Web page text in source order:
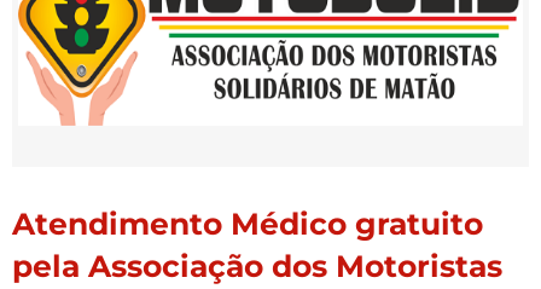
Atendimento Médico gratuito
pela Associação dos Motoristas